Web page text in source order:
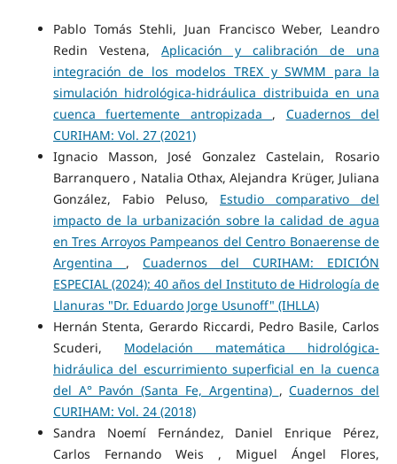
Pablo Tomás Stehli, Juan Francisco Weber, Leandro
Redin Vestena,Aplicación y calibración de una
integración de los modelos TREX y SWMM para la
simulación hidrológica-hidráulica distribuida en una
cuenca fuertemente antropizada , Cuadernos del
CURIHAM: Vol. 27 (2021)
Ignacio Masson, José Gonzalez Castelain, Rosario
Barranquero , Natalia Othax, Alejandra Krüger, Juliana
González, Fabio Peluso, Estudio comparativo del
impacto de la urbanización sobre la calidad de agua
en Tres Arroyos Pampeanos del Centro Bonaerense de
Argentina , Cuadernos del CURIHAM: EDICIÓN
ESPECIAL (2024): 40 años del Instituto de Hidrología de
Llanuras "Dr. Eduardo Jorge Usunoff" (IHLLA)
Hernán Stenta, Gerardo Riccardi, Pedro Basile, Carlos
Scuderi, Modelación matemática hidrológica-
hidráulica del escurrimiento superficial en la cuenca
del A° Pavón (Santa Fe, Argentina) ,Cuadernos del
CURIHAM: Vol. 24 (2018)
Sandra Noemí Fernández, Daniel Enrique Pérez,
Carlos Fernando Weis , Miguel Ángel Flores,